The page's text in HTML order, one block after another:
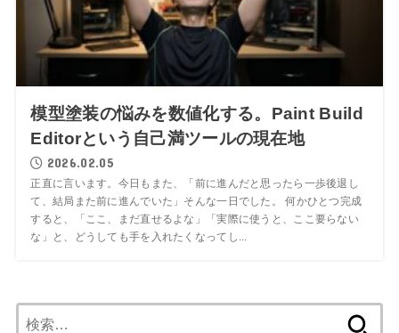
模型塗装の悩みを数値化する。Paint Build
Editorという自己満ツールの現在地
2026.02.05
正直に言います。今日もまた、「前に進んだと思ったら一歩後退し
て、結局また前に進んでいた」そんな一日でした。 何かひとつ完成
すると、「ここ、まだ直せるよな」「実際に使うと、ここ要らない
な」と、どうしても手を入れたくなってし...